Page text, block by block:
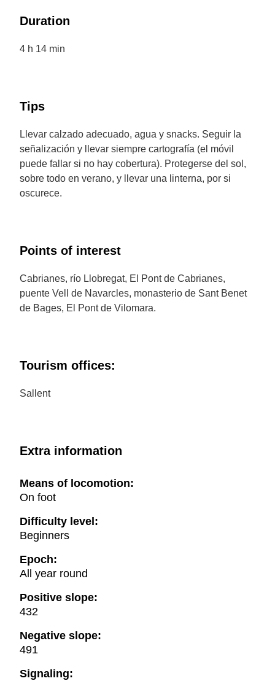
Duration
4 h 14 min
Tips
Llevar calzado adecuado, agua y snacks. Seguir la
señalización y llevar siempre cartografía (el móvil
puede fallar si no hay cobertura). Protegerse del sol,
sobre todo en verano, y llevar una linterna, por si
oscurece.
Points of interest
Cabrianes, río Llobregat, El Pont de Cabrianes,
puente Vell de Navarcles, monasterio de Sant Benet
de Bages, El Pont de Vilomara.
Tourism offices:
Sallent
Extra information
Means of locomotion:
On foot
Difficulty level:
Beginners
Epoch:
All year round
Positive slope:
432
Negative slope:
491
Signaling: